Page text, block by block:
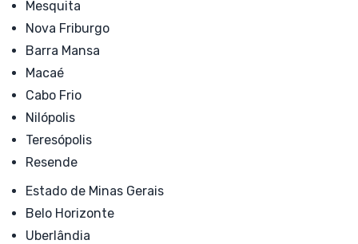
Mesquita
Nova Friburgo
Barra Mansa
Macaé
Cabo Frio
Nilópolis
Teresópolis
Resende
Estado de Minas Gerais
Belo Horizonte
Uberlândia